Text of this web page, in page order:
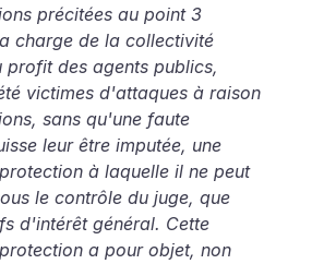
précitées au point 3
charge de la collectivité
profit des agents publics,
victimes d'attaques à raison
sans qu'une faute
leur être imputée, une
à laquelle il ne peut
le contrôle du juge, que
d'intérêt général. Cette
a pour objet, non